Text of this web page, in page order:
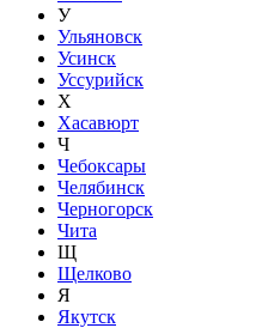
У
Ульяновск
Усинск
Уссурийск
Х
Хасавюрт
Ч
Чебоксары
Челябинск
Черногорск
Чита
Щ
Щелково
Я
Якутск